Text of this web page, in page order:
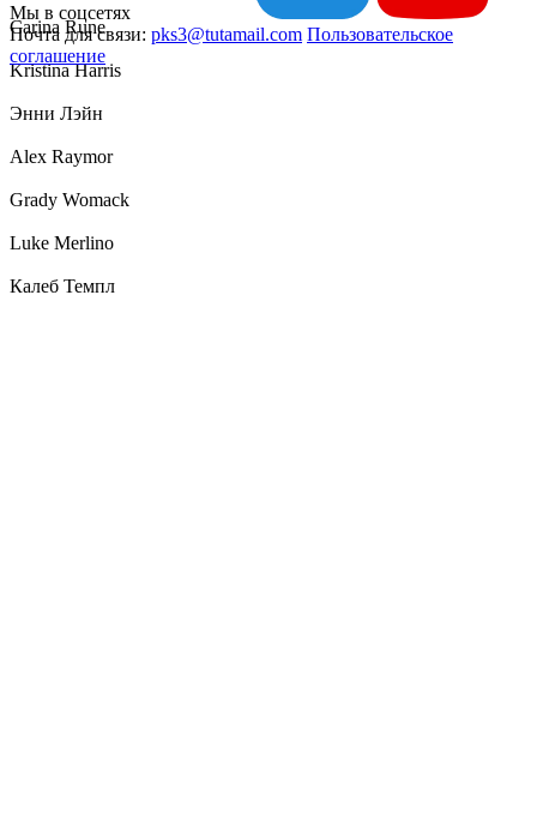
Carina Rune
Kristina Harris
Энни Лэйн
Alex Raymor
Grady Womack
Luke Merlino
Калеб Темпл
Мы в соцсетях
Почта для связи: pks3@tutamail.com Пользовательское
соглашение